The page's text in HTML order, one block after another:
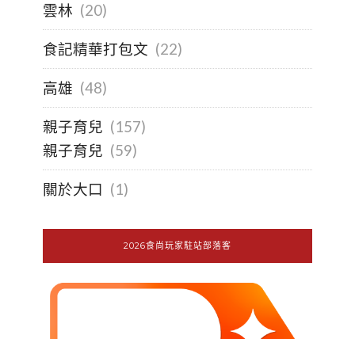
雲林 (20)
食記精華打包文 (22)
高雄 (48)
親子育兒 (157)
親子育兒 (59)
關於大口 (1)
2026食尚玩家駐站部落客